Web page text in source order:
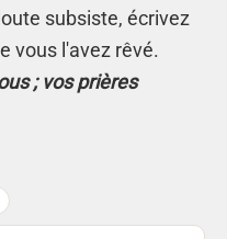
subsiste, écrivez
vous l'avez rêvé.
; vos prières